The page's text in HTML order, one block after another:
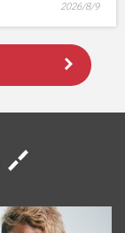
2026/8/9